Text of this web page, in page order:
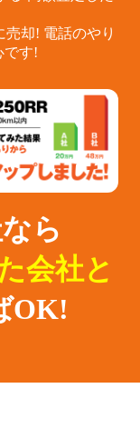
売却! 電話のやり
です!
ら
会社と
OK!